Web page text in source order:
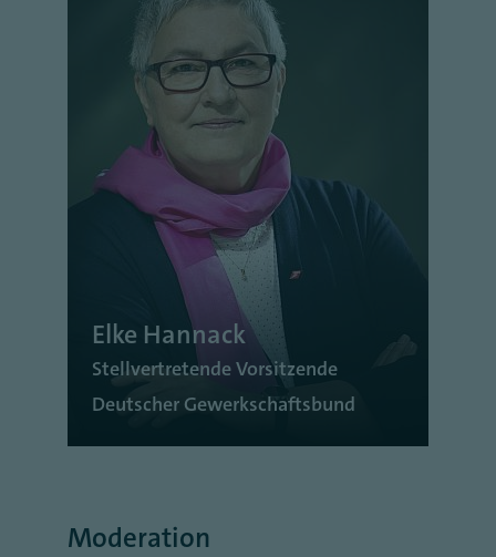
Elke Hannack
Stellvertretende Vorsitzende
Deutscher Gewerkschaftsbund
Moderation